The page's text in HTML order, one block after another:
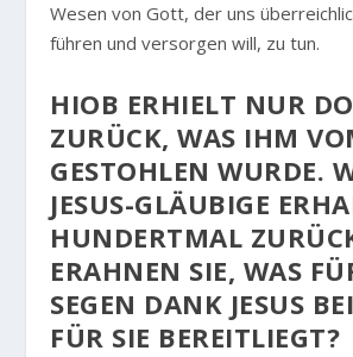
Wesen von Gott, der uns
führen und versorgen will, zu tun.
HIOB ERHIELT NUR
ZURÜCK, WAS IHM
GESTOHLEN WURDE.
JESUS-GLÄUBIGE
HUNDERTMAL
ERAHNEN SIE, WAS
SEGEN DANK JESUS
FÜR SIE BEREITLIEGT?